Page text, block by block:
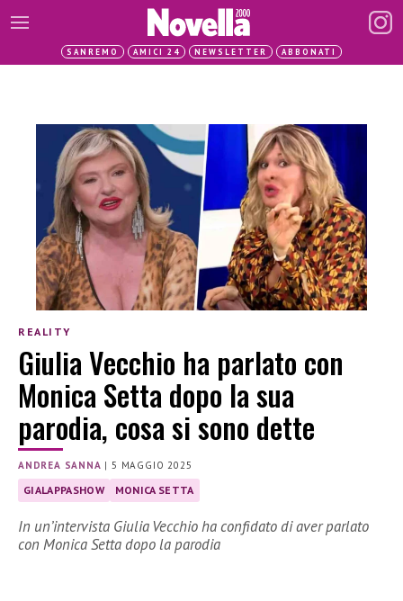
SANREMO AMICI 24 NEWSLETTER ABBONATI
REALITY
Giulia Vecchio ha parlato con
Monica Setta dopo la sua
parodia, cosa si sono dette
ANDREA SANNA |5 MAGGIO 2025
GIALAPPASHOW MONICA SETTA
In un’intervista Giulia Vecchio ha confidato di aver parlato
con Monica Setta dopo la parodia